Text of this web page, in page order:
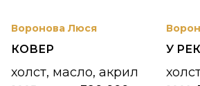
Воронова Люся
КОВЕР
холст, масло, акрил
У